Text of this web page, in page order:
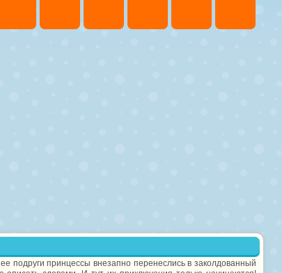
подруги принцессы внезапно перенеслись в заколдованный